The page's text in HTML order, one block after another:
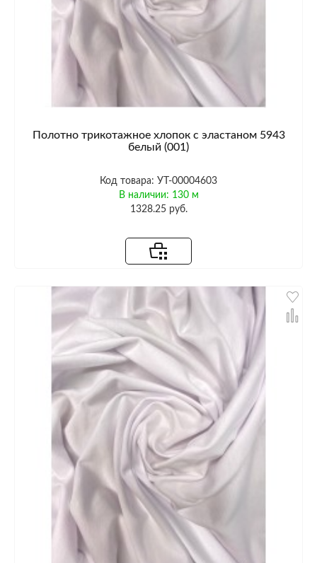
Полотно трикотажное хлопок с эластаном 5943
белый (001)
Код товара: УТ-00004603
В наличии: 130 м
1328.25 руб.